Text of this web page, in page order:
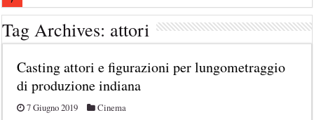
Casting per nuovo lungometraggio: si cercano attori, attrici e
Ricerca tastierista per Tribute Band dedicata ad Eros Ramazzotti –
Casting film horror internazionale “Gaming Disorder”: si cercano
Casting Rai: Cercasi le nuove professoresse de L’Eredità, aperte le
Tag Archives: attori
Casting attori e figurazioni per lungometraggio
di produzione indiana
7 Giugno 2019 Cinema